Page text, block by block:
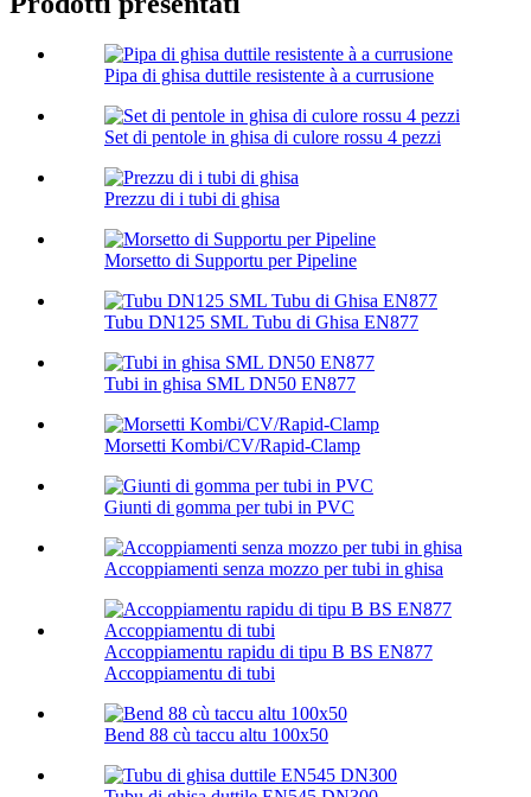
Pipa di ghisa duttile resistente à a currusione
Set di pentole in ghisa di culore rossu 4 pezzi
Prezzu di i tubi di ghisa
Morsetto di Supportu per Pipeline
Tubu DN125 SML Tubu di Ghisa EN877
Tubi in ghisa SML DN50 EN877
Morsetti Kombi/CV/Rapid-Clamp
Giunti di gomma per tubi in PVC
Accoppiamenti senza mozzo per tubi in ghisa
Accoppiamentu rapidu di tipu B BS EN877
Accoppiamentu di tubi
Bend 88 cù taccu altu 100х50